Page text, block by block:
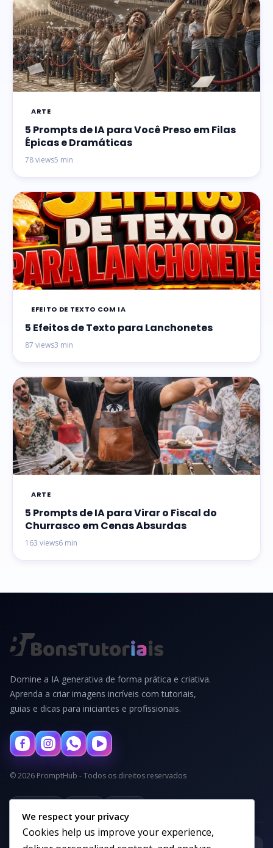
ARTE
5 Prompts de IA para Você Preso em Filas
Épicas e Dramáticas
78 views5 min
EFEITO DE TEXTO COM IA
5 Efeitos de Texto para Lanchonetes
87 views3 min
ARTE
5 Prompts de IA para Virar o Fiscal do
Churrasco em Cenas Absurdas
163 views6 min
Domine a IA generativa de forma prática e criativa.
Aprenda a criar imagens incríveis com tutoriais,
guias e dicas para iniciantes e profissionais.
© 2026 PromptHub - Todos os direitos reservados
Categorias
We respect your privacy
Cookies help us improve your experience,